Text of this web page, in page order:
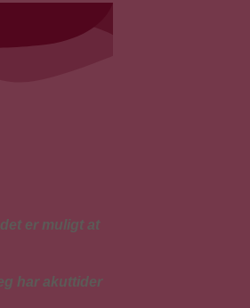
er muligt at
har akuttider